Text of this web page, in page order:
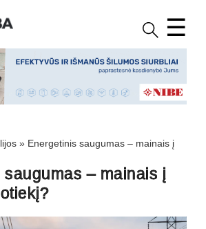
☰
» Energetinis saugumas – mainais į
saugumas – mainais į